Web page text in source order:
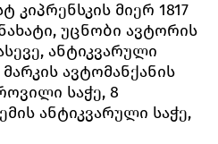
მიერ 1817
უცნობი ავტორის
ანტიკვარული
ავტომანქანის
საჭე, 8
ანტიკვარული საჭე,